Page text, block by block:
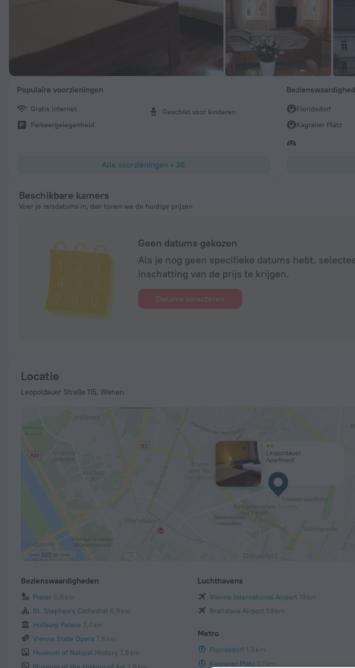
Populaire voorzieningen
Gratis internet
Parkeergelegenheid
Geschikt voor kinderen
Alle voorzieningen • 36
Floridsdorf
Kagraner Platz
Beschikbare kamers
Voer je reisdatums in, dan tonen we de huidige prijzen
Geen datums gekozen
Als je nog geen specifieke datums hebt,
inschatting van de prijs te krijgen.
Datums selecteren
Locatie
Leopoldauer Straße 115, Wenen
Leopoldauer
Apartment
500 m
Bezienswaardigheden
Prater 5,6 km
St. Stephen's Cathedral 6,9 km
Hofburg Palace 7,4 km
Vienna State Opera 7,6 km
Museum of Natural History 7,8 km
Luchthavens
Vienna International Airport 19 km
Bratislava Airport 59 km
Metro
Floridsdorf 1,6 km
Kagraner Platz 2,1 km